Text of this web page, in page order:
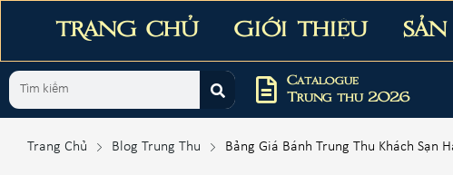
TRANG CHỦ GIỚI THIỆU
Catalogue
Trung thu 2026
Trang Chủ Blog Trung Thu Bảng Giá Bánh Trung Thu Khách Sạn